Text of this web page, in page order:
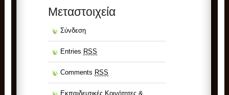
Μεταστοιχεία
Σύνδεση
Entries RSS
Comments RSS
Εκπαιδευτικές Κοινότητες &